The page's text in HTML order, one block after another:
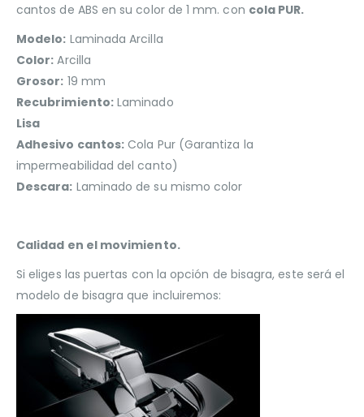
cantos de ABS en su color de 1 mm. con cola PUR.
Modelo: Laminada Arcilla
Color: Arcilla
Grosor: 19 mm
Recubrimiento:Laminado
Lisa
Adhesivo cantos: Cola Pur (Garantiza la
impermeabilidad del canto)
Descara: Laminado de su mismo color
Calidad en el movimiento.
Si eliges las puertas con la opción de bisagra, este será el
modelo de bisagra que incluiremos: